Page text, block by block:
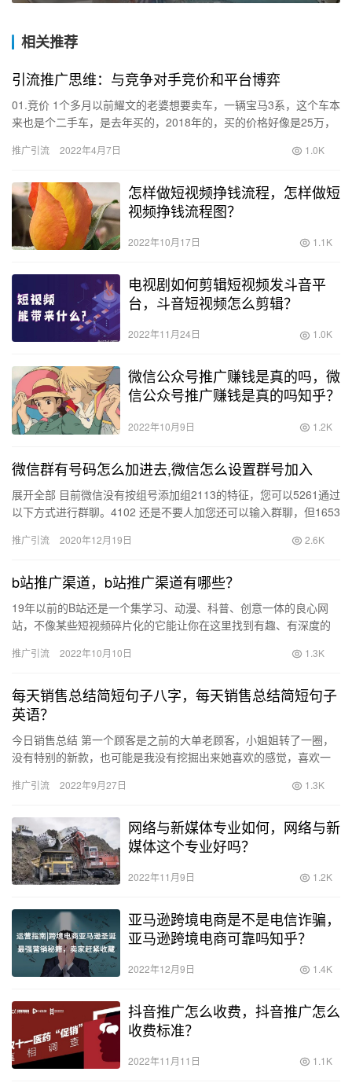
相关推荐
引流推广思维：与竞争对手竞价和平台博弈
01.竞价 1个多月以前耀文的老婆想要卖车，一辆宝马3系，这个车本
来也是个二手车，是去年买的，2018年的，买的价格好像是25万，
推广引流 2022年4月7日 1.0K
怎样做短视频挣钱流程，怎样做短
视频挣钱流程图？
2022年10月17日 1.1K
电视剧如何剪辑短视频发斗音平
台，斗音短视频怎么剪辑？
2022年11月24日 1.0K
微信公众号推广赚钱是真的吗，微
信公众号推广赚钱是真的吗知乎？
2022年10月9日 1.2K
微信群有号码怎么加进去,微信怎么设置群号加入
展开全部 目前微信没有按组号添加组2113的特征，您可以5261通过
以下方式进行群聊。4102 还是不要人加您还可以输入群聊，但1653
推广引流 2020年12月19日 2.6K
b站推广渠道，b站推广渠道有哪些？
19年以前的B站还是一个集学习、动漫、科普、创意一体的良心网
站，不像某些短视频碎片化的它能让你在这里找到有趣、有深度的
到…
推广引流 2022年10月10日 1.3K
每天销售总结简短句子八字，每天销售总结简短句子
英语？
今日销售总结 第一个顾客是之前的大单老顾客，小姐姐转了一圈，
没有特别的新款，也可能是我没有挖掘出来她喜欢的感觉，喜欢一
以带…
推广引流 2022年9月27日 1.3K
网络与新媒体专业如何，网络与新
媒体这个专业好吗？
2022年11月9日 1.2K
亚马逊跨境电商是不是电信诈骗，
亚马逊跨境电商可靠吗知乎？
2022年12月9日 1.4K
抖音推广怎么收费，抖音推广怎么
收费标准？
2022年11月11日 1.1K